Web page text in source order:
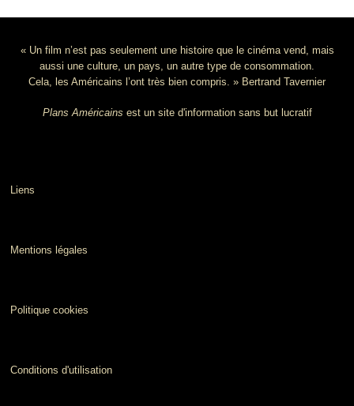
« Un film n’est pas seulement une histoire que le cinéma vend, mais
aussi une culture, un pays, un autre type de consommation.
Cela, les Américains l’ont très bien compris. » Bertrand Tavernier
Plans Américains est un site d'information sans but lucratif
Liens
Mentions légales
Politique cookies
Conditions d'utilisation